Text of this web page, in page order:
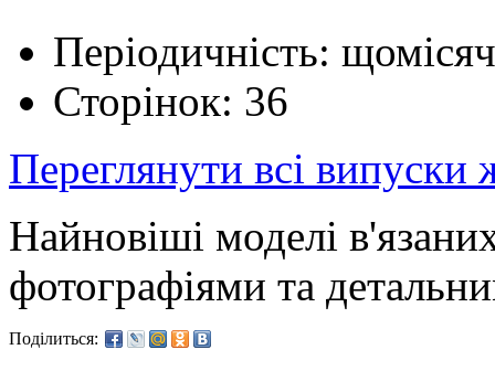
Періодичність:
Сторінок: 36
Переглянути всі випуски
Найновіші моделі
фотографіями та
Поділиться: